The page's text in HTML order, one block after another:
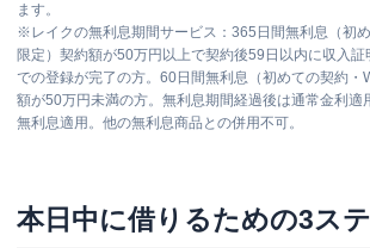
ます。
※ レイクの無利息期間サービス：365日間無利息（初
限定）契約額が50万円以上で契約後59日以内に収入証
での登録が完了の方。60日間無利息（初めての契約・
額が50万円未満の方。無利息期間経過後は通常金利適
無利息適用。他の無利息商品との併用不可。
本日中に借りるための3ス